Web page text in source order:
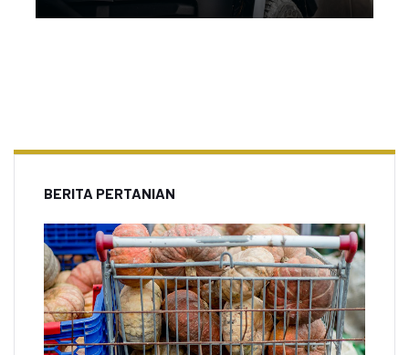
BERITA PERTANIAN